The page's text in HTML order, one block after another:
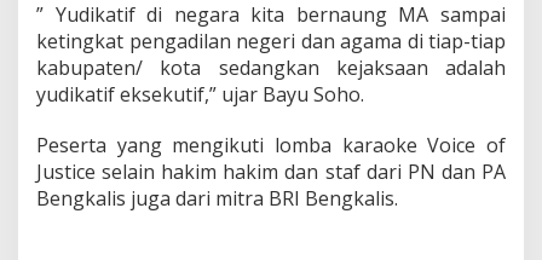
g
k
a
l
G
e
l
” Yudikatif di negara kita bernaung MA sampai
ketingkat pengadilan negeri dan agama di tiap-tiap
kabupaten/ kota sedangkan kejaksaan adalah
yudikatif eksekutif,” ujar Bayu Soho.
Peserta yang mengikuti lomba karaoke Voice of
Justice selain hakim hakim dan staf dari PN dan PA
Bengkalis juga dari mitra BRI Bengkalis.